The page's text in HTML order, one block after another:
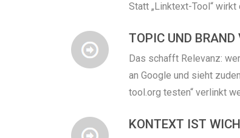
Statt „Linktext-Tool“
TOPIC UND BRAND
Das schafft Relevanz:
an Google und sieht
tool.org testen“ verlinkt
KONTEXT IST